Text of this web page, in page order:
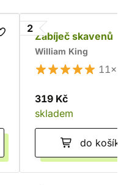
2
Zabíječ skavenů
William King
11×
319 Kč
skladem
do košíku